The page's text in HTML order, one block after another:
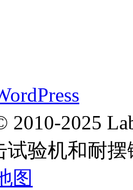
2010-2025
试验机和耐
图